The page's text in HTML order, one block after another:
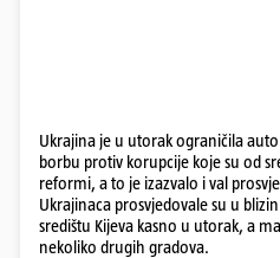
Ukrajina je u utorak ograničila
borbu protiv korupcije koje su od
reformi, a to je izazvalo i val
Ukrajinaca prosvjedovale su u
središtu Kijeva kasno u utorak, a
nekoliko drugih gradova.